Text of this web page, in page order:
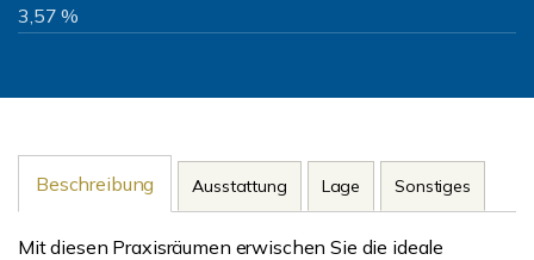
3,57 %
Beschreibung Ausstattung Lage Sonstiges
Mit diesen Praxisräumen erwischen Sie die ideale